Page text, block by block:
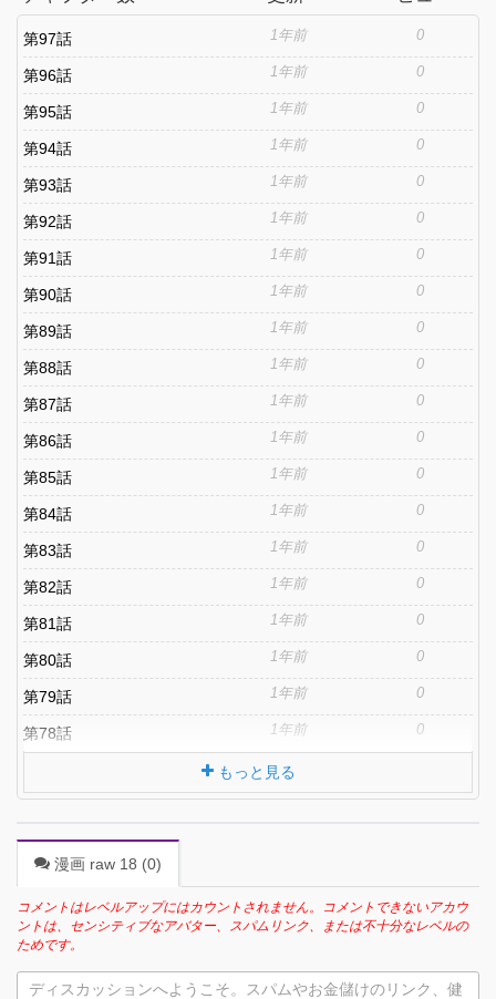
第97話 1年前 0
第96話 1年前 0
第95話 1年前 0
第94話 1年前 0
第93話 1年前 0
第92話 1年前 0
第91話 1年前 0
第90話 1年前 0
第89話 1年前 0
第88話 1年前 0
第87話 1年前 0
第86話 1年前 0
第85話 1年前 0
第84話 1年前 0
第83話 1年前 0
第82話 1年前 0
第81話 1年前 0
第80話 1年前 0
第79話 1年前 0
第78話 1年前 0
もっと見る
漫画 raw 18 (0)
コメントはレベルアップにはカウントされません。コメントできないアカウ
ントは、センシティブなアバター、スパムリンク、または不十分なレベルの
ためです。
ディスカッションへようこそ。スパムやお金儲けのリンク、健